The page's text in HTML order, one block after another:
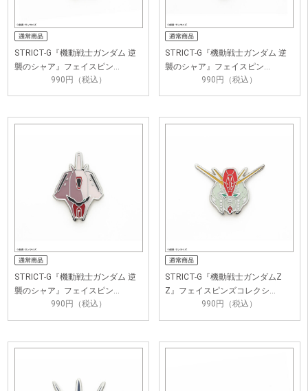
STRICT-G『機動戦士ガンダム 逆
襲のシャア』フェイスピン…
990円（税込）
STRICT-G『機動戦士ガンダム 逆
襲のシャア』フェイスピン…
990円（税込）
STRICT-G『機動戦士ガンダム 逆
襲のシャア』フェイスピン…
990円（税込）
STRICT-G『機動戦士ガンダムZ
Z』フェイスピンズコレクシ…
990円（税込）